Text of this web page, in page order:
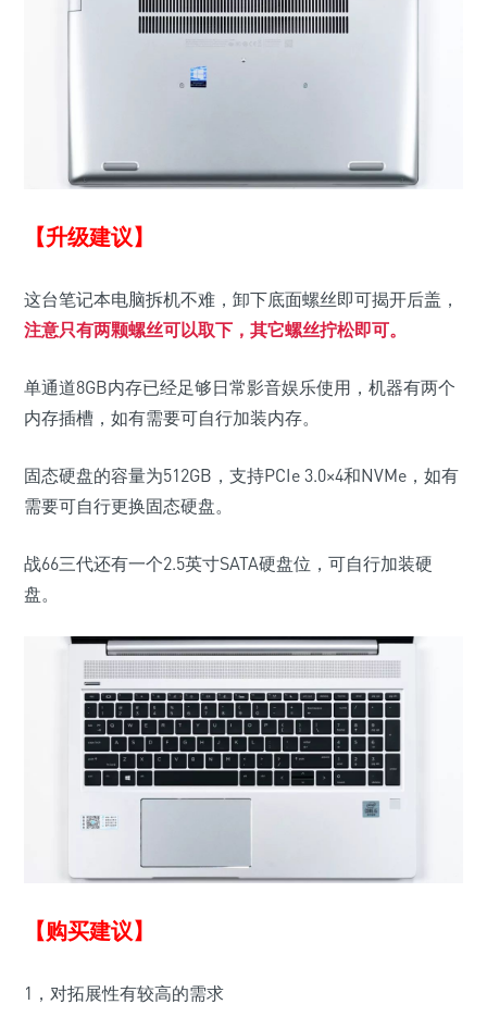
【升级建议】
这台笔记本电脑拆机不难，卸下底面螺丝即可揭开后盖，
注意只有两颗螺丝可以取下，其它螺丝拧松即可。
单通道8GB内存已经足够日常影音娱乐使用，机器有两个
内存插槽，如有需要可自行加装内存。
固态硬盘的容量为512GB，支持PCIe 3.0×4和NVMe，如有
需要可自行更换固态硬盘。
战66三代还有一个2.5英寸SATA硬盘位，可自行加装硬
盘。
【购买建议】
1，对拓展性有较高的需求